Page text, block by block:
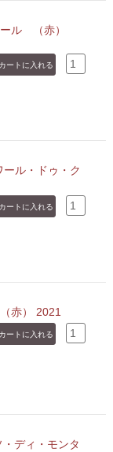
ル （赤）
ル・ドゥ・ク
赤） 2021
ディ・モンタ